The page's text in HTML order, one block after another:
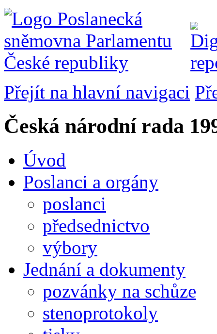
Přejít na hlavní navigaci
Česká národní rada
Úvod
Poslanci a orgány
poslanci
předsednictvo
výbory
Jednání a dokumenty
pozvánky na schůze
stenoprotokoly